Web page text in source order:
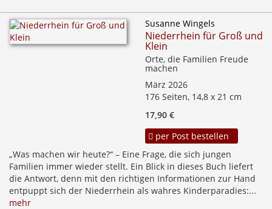
Susanne Wingels
Niederrhein für Groß und
Klein
Orte, die Familien Freude
machen
März 2026
176 Seiten, 14,8 x 21 cm
17,90 €
per Post bestellen
„Was machen wir heute?“ – Eine Frage, die sich jungen
Familien immer wieder stellt. Ein Blick in dieses Buch liefert
die Antwort, denn mit den richtigen Informationen zur Hand
entpuppt sich der Niederrhein als wahres Kinderparadies:...
mehr